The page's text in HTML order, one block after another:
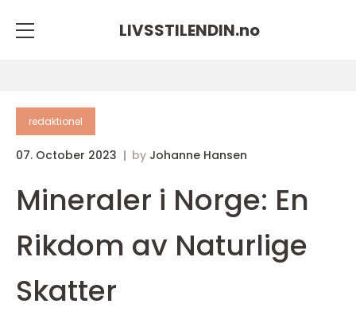
LIVSSTILENDIN.no
redaktionel
07. October 2023 by Johanne Hansen
Mineraler i Norge: En
Rikdom av Naturlige
Skatter